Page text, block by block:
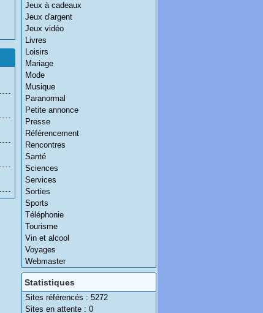
Jeux à cadeaux
Jeux d'argent
Jeux vidéo
Livres
Loisirs
Mariage
Mode
Musique
Paranormal
Petite annonce
Presse
Référencement
Rencontres
Santé
Sciences
Services
Sorties
Sports
Téléphonie
Tourisme
Vin et alcool
Voyages
Webmaster
Statistiques
Sites référencés : 5272
Sites en attente : 0